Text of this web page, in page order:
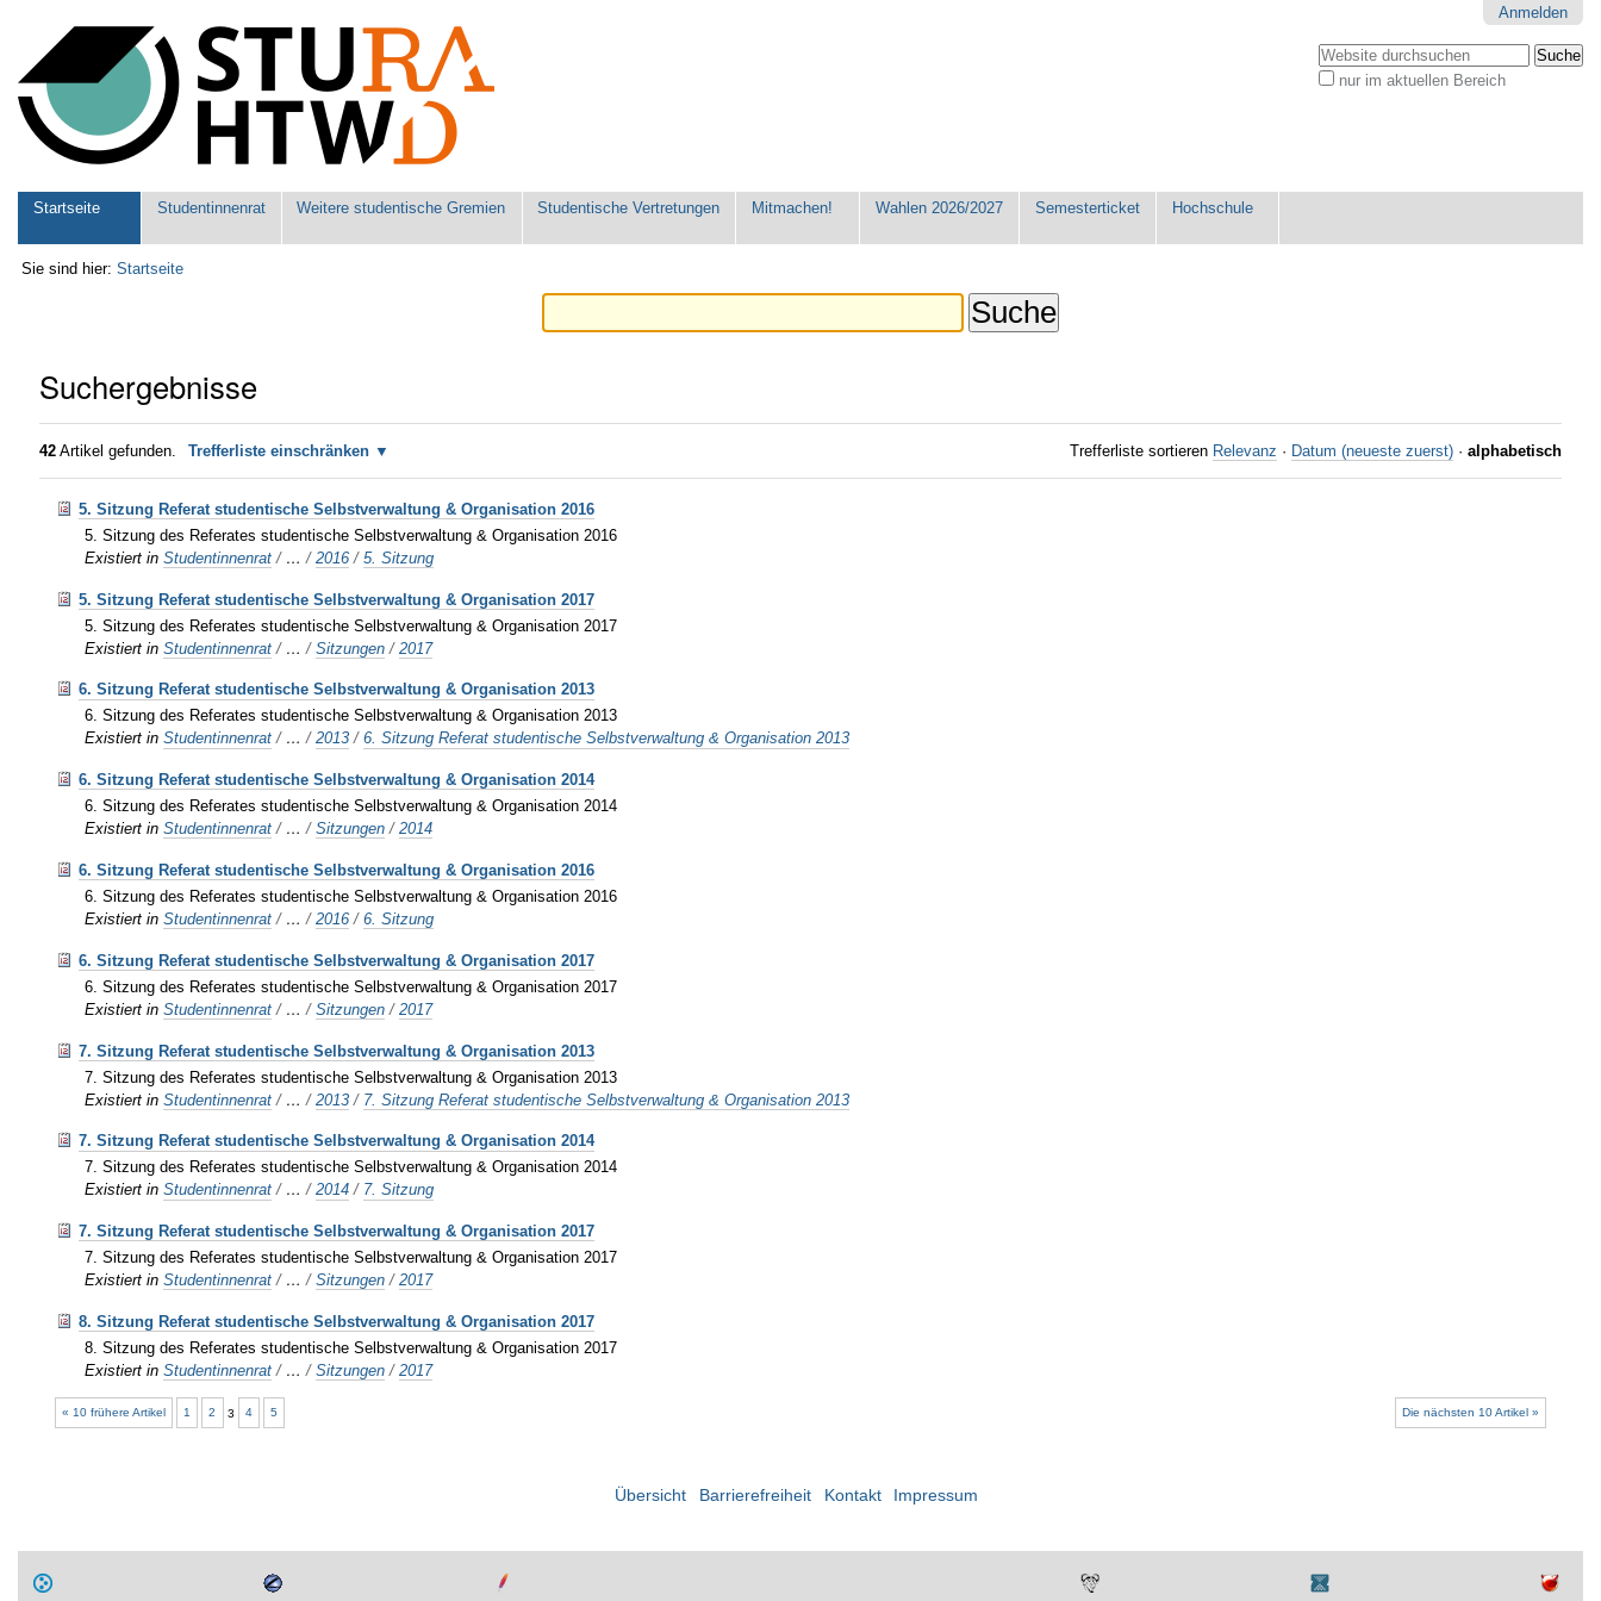
Werkzeuge
Anmelden
Website durchsuchen
nur im aktuellen Bereich
Sektionen
Startseite Studentinnenrat Weitere studentische Gremien Studentische Vertretungen Mitmachen! Wahlen 2026/2027 Semesterticket Hochschule
Sie sind hier: Startseite
Suchergebnisse
42 Artikel gefunden. Trefferliste einschränken Trefferliste sortieren Relevanz · Datum (neueste zuerst) · alphabetisch
5. Sitzung Referat studentische Selbstverwaltung & Organisation 2016
5. Sitzung des Referates studentische Selbstverwaltung & Organisation 2016
Existiert in Studentinnenrat / …/2016 /5. Sitzung
5. Sitzung Referat studentische Selbstverwaltung & Organisation 2017
5. Sitzung des Referates studentische Selbstverwaltung & Organisation 2017
Existiert in Studentinnenrat / …/Sitzungen /2017
6. Sitzung Referat studentische Selbstverwaltung & Organisation 2013
6. Sitzung des Referates studentische Selbstverwaltung & Organisation 2013
Existiert in Studentinnenrat / …/2013 /6. Sitzung Referat studentische Selbstverwaltung & Organisation 2013
6. Sitzung Referat studentische Selbstverwaltung & Organisation 2014
6. Sitzung des Referates studentische Selbstverwaltung & Organisation 2014
Existiert in Studentinnenrat / …/Sitzungen /2014
6. Sitzung Referat studentische Selbstverwaltung & Organisation 2016
6. Sitzung des Referates studentische Selbstverwaltung & Organisation 2016
Existiert in Studentinnenrat / …/2016 /6. Sitzung
6. Sitzung Referat studentische Selbstverwaltung & Organisation 2017
6. Sitzung des Referates studentische Selbstverwaltung & Organisation 2017
Existiert in Studentinnenrat / …/Sitzungen /2017
7. Sitzung Referat studentische Selbstverwaltung & Organisation 2013
7. Sitzung des Referates studentische Selbstverwaltung & Organisation 2013
Existiert in Studentinnenrat / …/2013 / 7. Sitzung Referat studentische Selbstverwaltung & Organisation 2013
7. Sitzung Referat studentische Selbstverwaltung & Organisation 2014
7. Sitzung des Referates studentische Selbstverwaltung & Organisation 2014
Existiert in Studentinnenrat / …/2014 / 7. Sitzung
7. Sitzung Referat studentische Selbstverwaltung & Organisation 2017
7. Sitzung des Referates studentische Selbstverwaltung & Organisation 2017
Existiert in Studentinnenrat / …/Sitzungen /2017
8. Sitzung Referat studentische Selbstverwaltung & Organisation 2017
8. Sitzung des Referates studentische Selbstverwaltung & Organisation 2017
Existiert in Studentinnenrat / …/Sitzungen /2017
« 10 frühere Artikel Die nächsten 10 Artikel »
1 2 3 4 5
Übersicht Barrierefreiheit Kontakt Impressum